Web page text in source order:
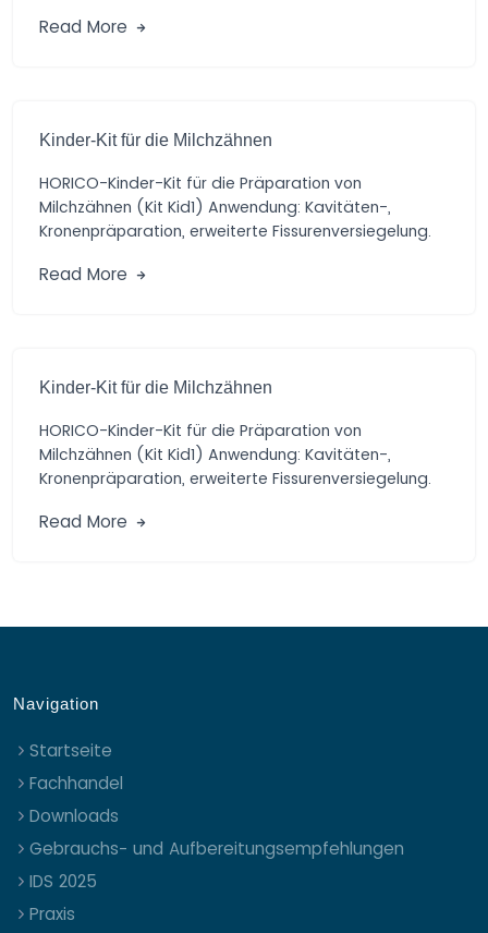
Hartmetall-schleifern […]
Read More
Kinder-Kit für die Milchzähnen
HORICO-Kinder-Kit für die Präparation von
Milchzähnen (Kit Kid1) Anwendung: Kavitäten-,
Kronenpräparation, erweiterte Fissurenversiegelung.
Hartmetall-schleifern […]
Read More
Kinder-Kit für die Milchzähnen
HORICO-Kinder-Kit für die Präparation von
Milchzähnen (Kit Kid1) Anwendung: Kavitäten-,
Kronenpräparation, erweiterte Fissurenversiegelung.
Hartmetall-schleifern […]
Read More
Navigation
Startseite
Fachhandel
Downloads
Gebrauchs- und Aufbereitungsempfehlungen
IDS 2025
Praxis